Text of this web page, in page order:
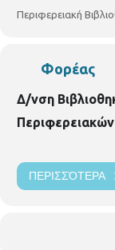
Περιφερειακή
Φορέας
Δ/νση
ΠΕΡΙΣΣΌΤΕΡΑ